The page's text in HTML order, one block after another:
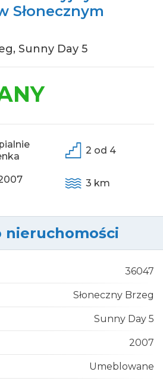
Słonecznym
Sunny Day 5
2 od 4
3 km
nieruchomości
36047
Słoneczny Brzeg
Sunny Day 5
2007
Umeblowane